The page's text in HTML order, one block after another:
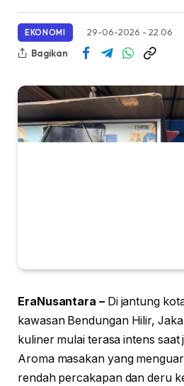
EKONOMI 29-06-2026 - 22.06
Bagikan
EraNusantara –Di jantung
kawasan Bendungan Hilir,
kuliner mulai terasa intens saat
Aroma masakan yang
rendah percakapan dan deru